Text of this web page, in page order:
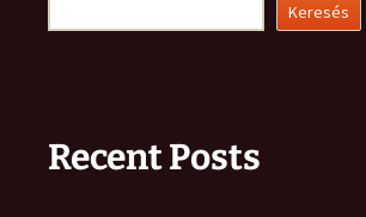
Keresés
Recent Posts